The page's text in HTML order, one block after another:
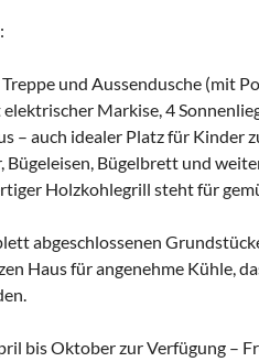
und Aussendusche (mit
Markise, 4
– auch idealer Platz für Kinder
Bügeleisen, Bügelbrett und
Holzkohlegrill steht für
abgeschlossenen
Haus für angenehme Kühle,
bis Oktober zur Verfügung –